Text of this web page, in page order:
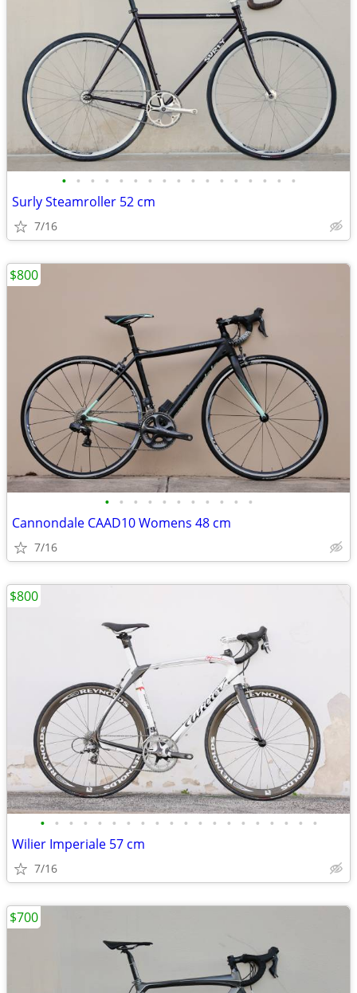
• • • • • • • • • • • • • • • • •
Surly Steamroller 52 cm
7/16
• • • • • • • • • • •
Cannondale CAAD10 Womens 48 cm
7/16
$800
• • • • • • • • • • • • • • • • • • • •
Wilier Imperiale 57 cm
7/16
$800
$700